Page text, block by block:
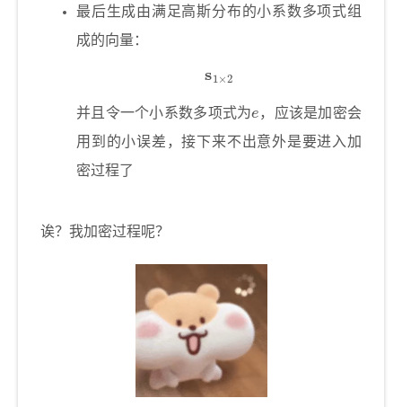
最后生成由满足高斯分布的小系数多项式组
成的向量：
s1 ×2
并且令一个小系数多项式为
，应该是加密会
用到的小误差，接下来不出意外是要进入加
密过程了
诶？我加密过程呢？